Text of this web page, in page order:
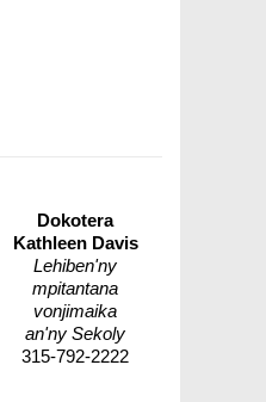
Dokotera
Kathleen Davis
Lehiben'ny
mpitantana
vonjimaika
an'ny Sekoly
315-792-2222